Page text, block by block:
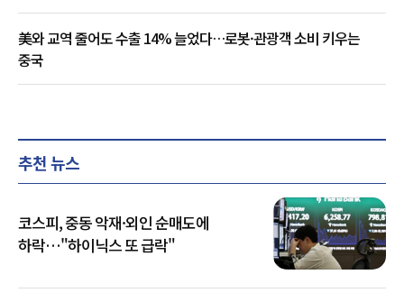
美와 교역 줄어도 수출 14% 늘었다…로봇·관광객 소비 키우는
중국
추천 뉴스
코스피, 중동 악재·외인 순매도에
하락…"하이닉스 또 급락"